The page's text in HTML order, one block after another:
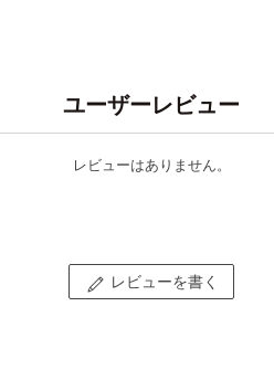
ユーザーレビュー
レビューはありません。
レビューを書く